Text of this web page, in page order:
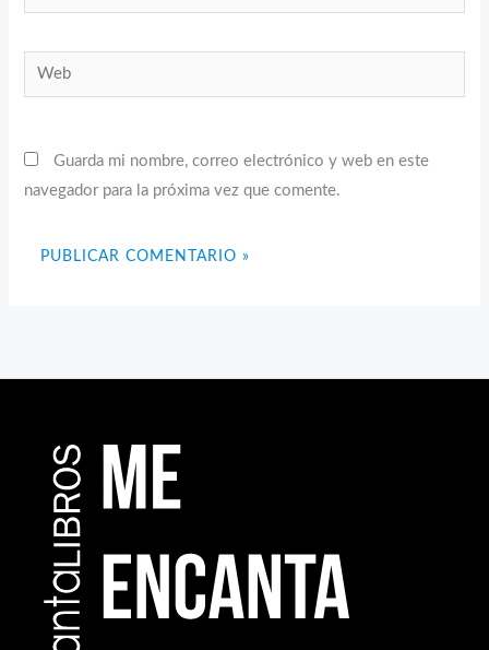
electrónico*
Web
Guarda mi nombre, correo electrónico y web en este
navegador para la próxima vez que comente.